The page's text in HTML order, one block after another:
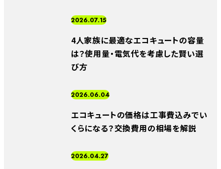
2026.07.15
4人家族に最適なエコキュートの容量
は？使用量・電気代を考慮した賢い選
び方
2026.06.04
エコキュートの価格は工事費込みでい
くらになる？交換費用の相場を解説
2026.04.27